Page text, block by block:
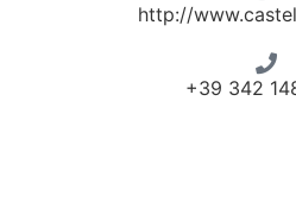
http://
+39 342